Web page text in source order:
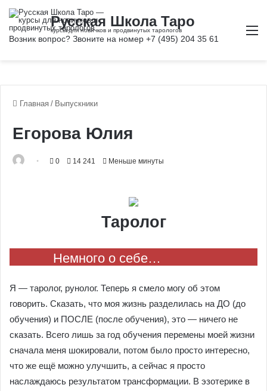
Главная / Выпускники
Егорова Юлия
0 14 241 Меньше минуты
Таролог
Немного о себе…
Я — таролог, рунолог. Теперь я смело могу об этом
говорить. Сказать, что моя жизнь разделилась на ДО (до
обучения) и ПОСЛЕ (после обучения), это — ничего не
сказать. Всего лишь за год обучения перемены моей жизни
сначала меня шокировали, потом было просто интересно,
что же ещё можно улучшить, а сейчас я просто
наслаждаюсь результатом трансформации. В эзотерике в